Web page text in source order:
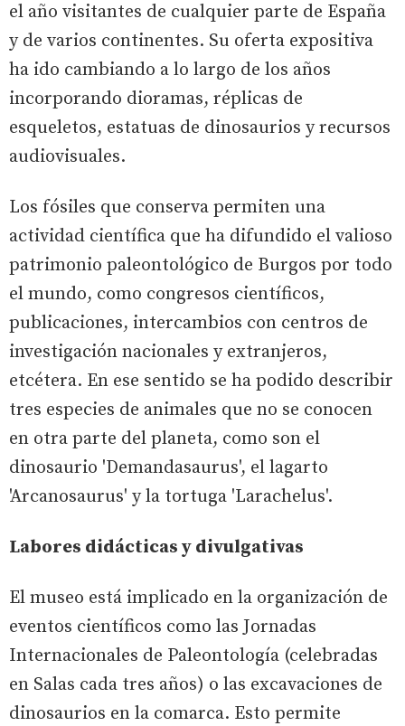
el año visitantes de cualquier parte de España
y de varios continentes. Su oferta expositiva
ha ido cambiando a lo largo de los años
incorporando dioramas, réplicas de
esqueletos, estatuas de dinosaurios y recursos
audiovisuales.
Los fósiles que conserva permiten una
actividad científica que ha difundido el valioso
patrimonio paleontológico de Burgos por todo
el mundo, como congresos científicos,
publicaciones, intercambios con centros de
investigación nacionales y extranjeros,
etcétera. En ese sentido se ha podido describir
tres especies de animales que no se conocen
en otra parte del planeta, como son el
dinosaurio 'Demandasaurus', el lagarto
'Arcanosaurus' y la tortuga 'Larachelus'.
Labores didácticas y divulgativas
El museo está implicado en la organización de
eventos científicos como las Jornadas
Internacionales de Paleontología (celebradas
en Salas cada tres años) o las excavaciones de
dinosaurios en la comarca. Esto permite